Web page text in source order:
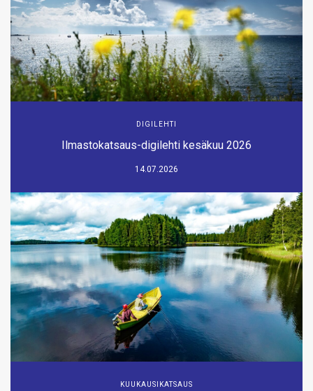
DIGILEHTI
Ilmastokatsaus-digilehti kesäkuu 2026
14.07.2026
KUUKAUSIKATSAUS